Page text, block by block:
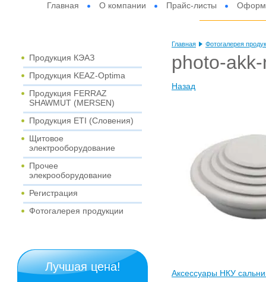
Главная О компании Прайс-листы
Контакты Интернет-
Главная Фотогалерея
photo-
Назад
Аксессуары НКУ
Продукция КЭАЗ
Продукция KEAZ-Optima
Продукция FERRAZ
SHAWMUT (MERSEN)
Продукция ETI (Словения)
Щитовое
электрооборудование
Прочее
элекрооборудование
Регистрация
Фотогалерея продукции
Лучшая цена!